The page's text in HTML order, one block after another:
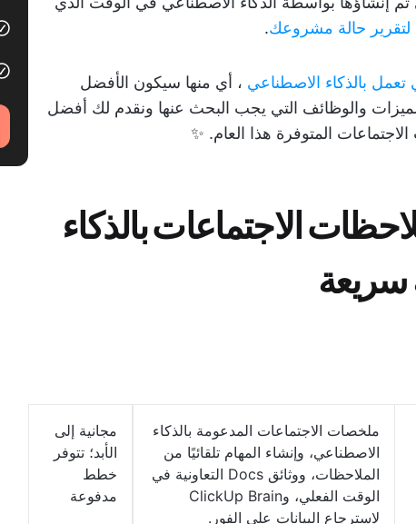
لتقرير حالة مشروعك.
تعمل بالذكاء الاصطناعي ، أي منها سيكون الأفضل
والوظائف التي يجب البحث عنها ونقدم لك أفضل
المتوفرة هذا العام. ✨
الاجتماعات بالذكاء
سريعة
ملخصات الاجتماعات المدعومة بالذكاء
الاصطناعي، وإنشاء المهام تلقائيًا من
الملاحظات، ووثائق Docs التعاونية في
الوقت الفعلي، وClickUp Brain
لاسترجاع البيانات على الفور.
مجانية إلى
الأبد؛ تتوفر
خطط
مدفوعة